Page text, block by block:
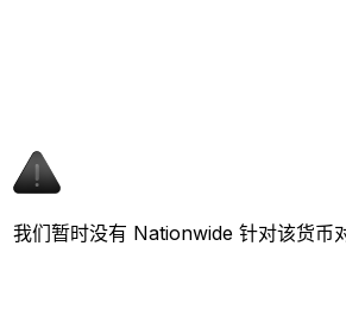
我们暂时没有 Nationwide 针对该货币